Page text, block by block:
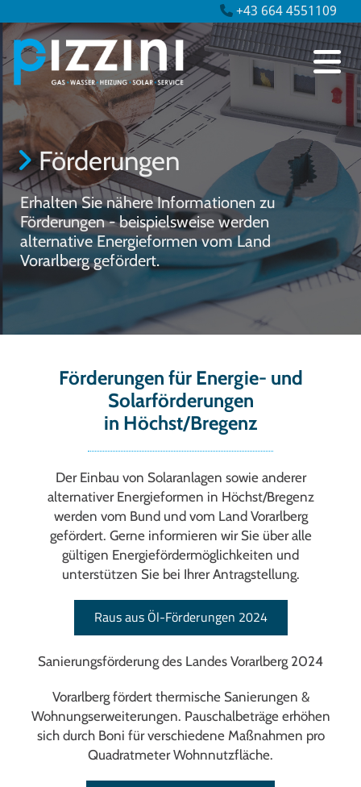
 +43 664 4551109
Förderungen
Erhalten Sie nähere Informationen zu
Förderungen - beispielsweise werden
alternative Energieformen vom Land
Vorarlberg gefördert.
Förderungen für Energie- und
Solarförderungen
in Höchst/Bregenz
Der Einbau von Solaranlagen sowie anderer
alternativer Energieformen in Höchst/Bregenz
werden vom Bund und vom Land Vorarlberg
gefördert. Gerne informieren wir Sie über alle
gültigen Energiefördermöglichkeiten und
unterstützen Sie bei Ihrer Antragstellung.
Raus aus Öl-Förderungen 2024
Sanierungsförderung des Landes Vorarlberg 2024
Vorarlberg fördert thermische Sanierungen &
Wohnungs­erweiterungen. Pauschalbeträge erhöhen
sich durch Boni für verschiedene Maßnahmen pro
Quadratmeter Wohnnutzfläche.